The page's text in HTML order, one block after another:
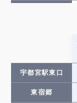
清原地区市民
センター前
グリーン
宇都宮駅東口
東宿郷